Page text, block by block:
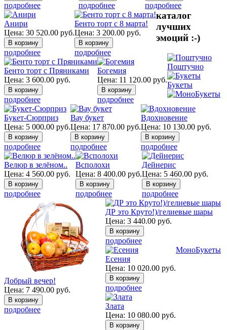
подробнее подробнее подробнее
Анири
Цена: 30 520.00 руб.
подробнее
Бенто торт с 8 марта!
Цена: 3 200.00 руб.
подробнее
Бенто торт с Пряниками
Цена: 3 600.00 руб.
подробнее
Богемия
Цена: 11 120.00 руб.
подробнее
Букет-Сюрприз
Цена: 5 000.00 руб.
подробнее
Вау букет
Цена: 17 870.00 руб.
подробнее
Вдохновение
Цена: 10 130.00 руб.
подробнее
Велюр в зелёном..
Цена: 4 560.00 руб.
подробнее
Всполохи
Цена: 8 400.00 руб.
подробнее
Дейнерис
Цена: 5 460.00 руб.
подробнее
Добрый вечер!
Цена: 7 490.00 руб.
подробнее
ДР это Круто!)/гелиевые шары
Цена: 3 440.00 руб.
подробнее
Есения
Цена: 10 020.00 руб.
подробнее
Злата
Цена: 10 080.00 руб.
каталог
лучших
эмоций :-)
Поштучно
Букеты
МоноБукеты